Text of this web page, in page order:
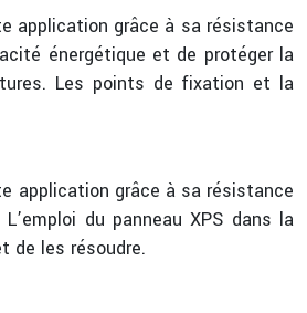
application grâce à sa résistance
énergétique et de protéger la
Les points de fixation et la
application grâce à sa résistance
du panneau XPS dans la
de les résoudre.